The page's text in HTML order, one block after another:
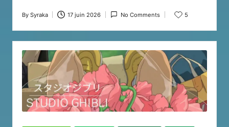
Posted
by
By Syraka 17 juin 2026 No Comments 5